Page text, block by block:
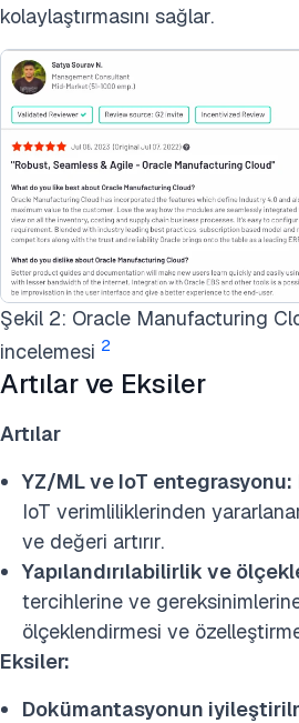
kolaylaştırmasını sağlar.
Şekil 2: Oracle Manufacturing
incelemesi 2
Artılar ve Eksiler
Artılar
YZ/ML ve IoT entegrasyonu:
IoT verimliliklerinden
ve değeri artırır.
Yapılandırılabilirlik ve
tercihlerine ve gereksinimlerine
ölçeklendirmesi ve
Eksiler:
Dokümantasyonun